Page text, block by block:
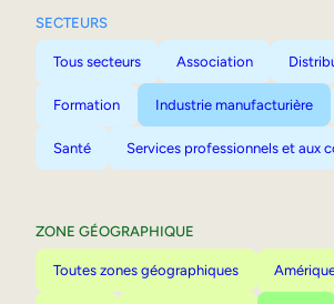
SECTEURS
Tous secteurs Association
Formation Industrie manufacturière
Santé Services professionnels et aux
ZONE GÉOGRAPHIQUE
Toutes zones géographiques